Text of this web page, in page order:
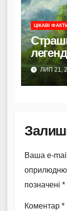
ЦІКАВІ
ЛИП 21,
Ваша e-
позначені *
Коментар *